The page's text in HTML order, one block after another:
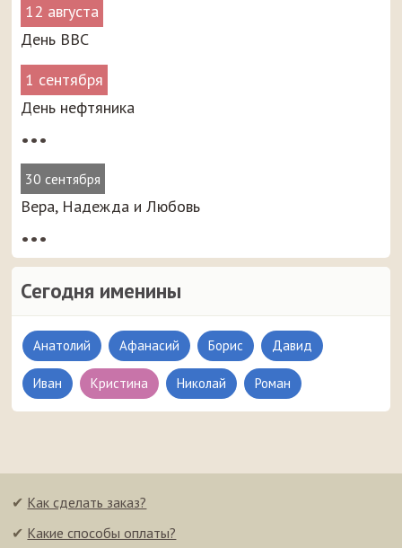
12 августа
День ВВС
1 сентября
День нефтяника
•••
30 сентября
Вера, Надежда и Любовь
•••
Сегодня именины
Анатолий Афанасий Борис Давид
Иван Кристина Николай Роман
✔ Как сделать заказ?
✔ Какие способы оплаты?